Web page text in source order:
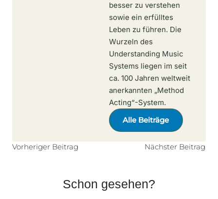
besser zu verstehen
sowie ein erfülltes
Leben zu führen. Die
Wurzeln des
Understanding Music
Systems liegen im seit
ca. 100 Jahren weltweit
anerkannten „Method
Acting“-System.
Alle Beiträge
Vorheriger Beitrag Nächster Beitrag
Schon gesehen?